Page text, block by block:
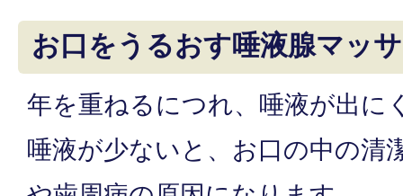
お口をうるおす唾液腺マッ
年を重ねるにつれ、唾液が出に
唾液が少ないと、お口の中の清